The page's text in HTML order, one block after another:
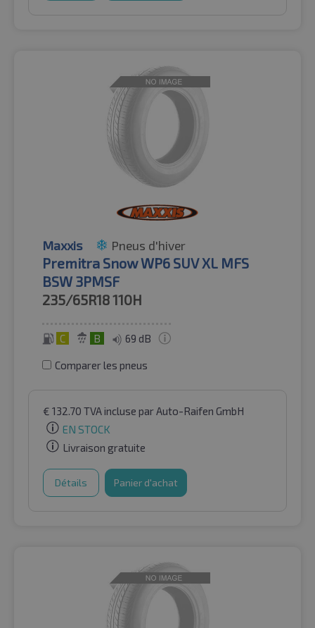
Maxxis Pneus d'hiver
Premitra Snow WP6 SUV XL MFS
BSW 3PMSF
235/65R18110H
C B 69 dB
Comparer les pneus
€ 132.70 TVA incluse par Auto-Raifen GmbH
EN STOCK
Livraison gratuite
Détails Panier d'achat